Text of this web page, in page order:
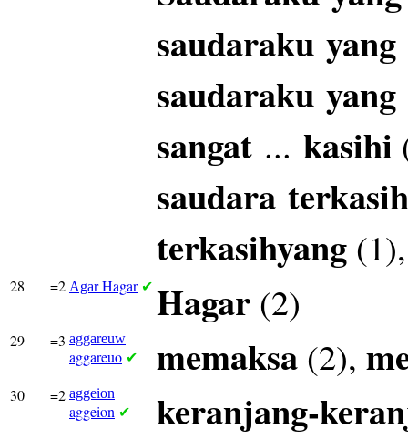
saudaraku yang
saudaraku yang
sangat ... kasihi
saudara terkasih
terkasihyang
28 =2 AgarHagar ✔ Hagar (2)
29 =3 aggareuw
aggareuo ✔ memaksa (2),
30 =2 aggeion
aggeion ✔ keranjang-